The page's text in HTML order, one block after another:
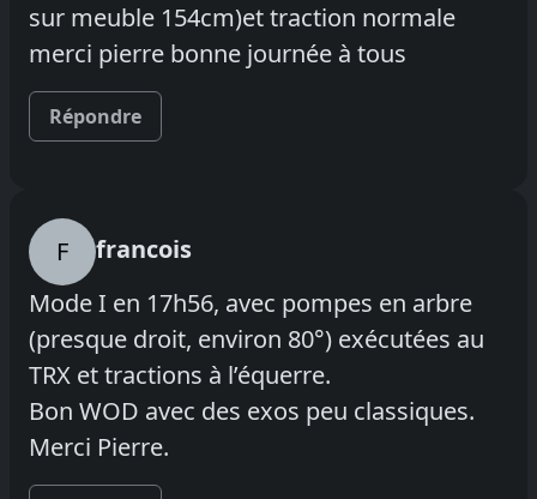
sur meuble 154cm)et traction normale
merci pierre bonne journée à tous
Répondre
F
francois
Mode I en 17h56, avec pompes en arbre
(presque droit, environ 80°) exécutées au
TRX et tractions à l’équerre.
Bon WOD avec des exos peu classiques.
Merci Pierre.